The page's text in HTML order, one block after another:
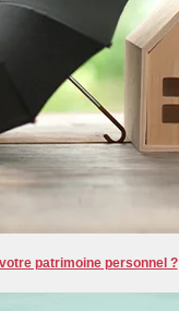
patrimoine personnel ?